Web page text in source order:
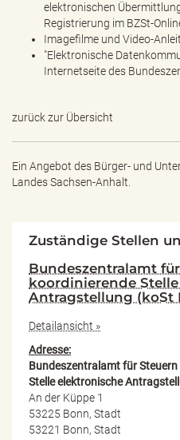
elektronischen
Registrierung im BZSt-
Imagefilme und Video-
"Elektronische
Internetseite des
zurück zur Übersicht
Ein Angebot des Bürger- und
Landes Sachsen-Anhalt.
Zuständige Stellen
Bundeszentralamt
koordinierende
Antragstellung (koSt
Detailansicht »
Adresse:
Bundeszentralamt für
Stelle elektronische
An der Küppe 1
53225 Bonn, Stadt
53221 Bonn, Stadt